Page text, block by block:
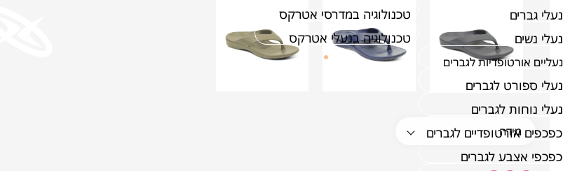
נעלי גברים
נעלי נשים
נעליים אורטופדיות לגברים
נעלי ספורט לגברים
נעלי נוחות לגברים
כפכפים אורטופדיים לגברים
כפכפי אצבע לגברים
טכנולוגיה במדרסי אטרקס
טכנולוגיה בנעלי אטרקס